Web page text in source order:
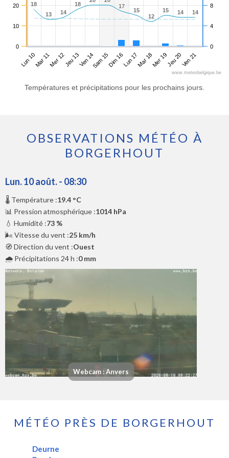
18
18
13
13 14
14
18
18
17
17
15
15
12
12
15
15 14
14 14
14
Lun 10Mar 11Mer 12Jeu 13Ven 14Sam 15Dim 16Lun 17Mar 18Mer 19Jeu 20Ven 21
0
10
20
0
4
8
www.meteobelgique.be
Températures et précipitations pour les prochains jours.
OBSERVATIONS MÉTÉO À
BORGERHOUT
Lun. 10 août. - 08:30
🌡️ Température :19.4 °C
📊 Pression atmosphérique :1014 hPa
💧 Humidité :73 %
🌬️ Vitesse du vent :25 km/h
🧭 Direction du vent :Ouest
🌧️ Précipitations 24 h :0 mm
Webcam : Anvers
MÉTÉO PRÈS DE BORGERHOUT
Deurne